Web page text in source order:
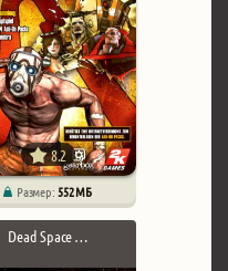
8.2
Размер:552 МБ
Dead Space …